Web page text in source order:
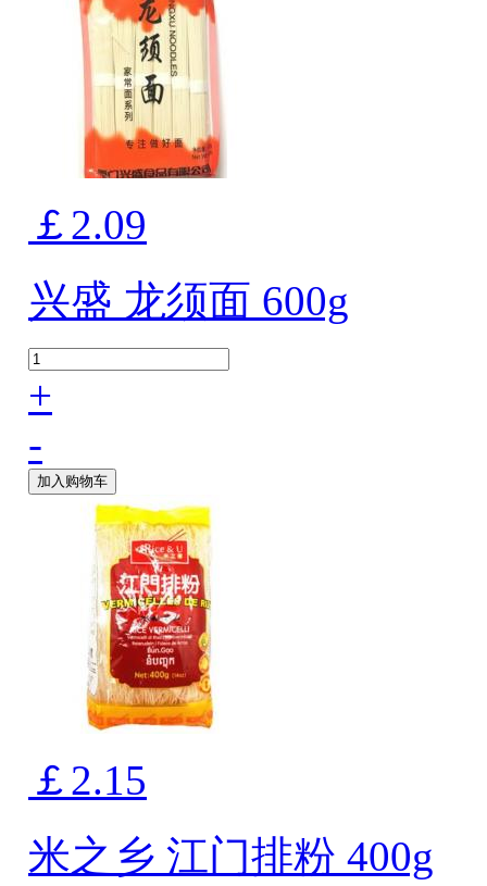
￡2.09
兴盛 龙须面 600g
+
-
加入购物车
￡2.15
米之乡 江门排粉 400g